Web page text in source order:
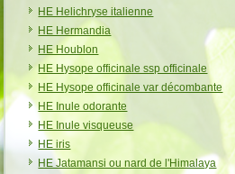
HE Helichryse italienne
HE Hermandia
HE Houblon
HE Hysope officinale ssp officinale
HE Hysope officinale var décombante
HE Inule odorante
HE Inule visqueuse
HE iris
HE Jatamansi ou nard de l'Himalaya